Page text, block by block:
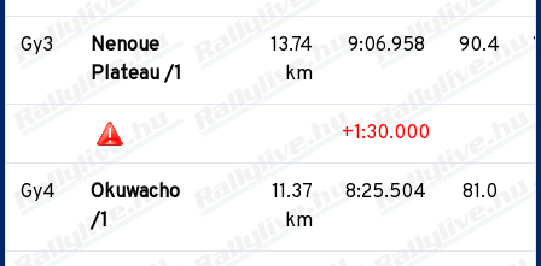
Gy3
Nenoue
Plateau /1
13.74
km
9:06.958 90.4
+1:30.000
Gy4
Okuwacho
/1
11.37
km
8:25.504 81.0